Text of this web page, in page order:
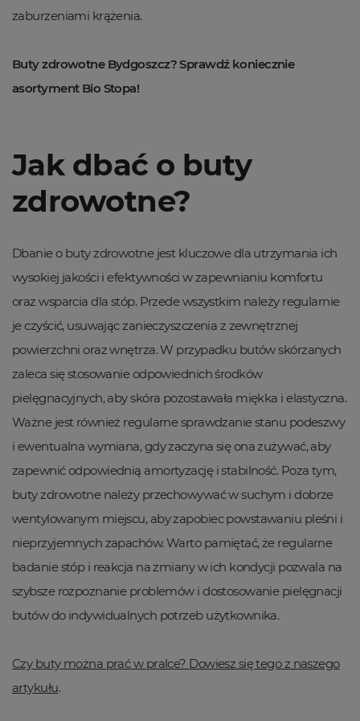
zaburzeniami krążenia.
Buty zdrowotne Bydgoszcz? Sprawdź koniecznie
asortyment Bio Stopa!
Jak dbać o buty
zdrowotne?
Dbanie o buty zdrowotne jest kluczowe dla utrzymania ich
wysokiej jakości i efektywności w zapewnianiu komfortu
oraz wsparcia dla stóp. Przede wszystkim należy regularnie
je czyścić, usuwając zanieczyszczenia z zewnętrznej
powierzchni oraz wnętrza. W przypadku butów skórzanych
zaleca się stosowanie odpowiednich środków
pielęgnacyjnych, aby skóra pozostawała miękka i elastyczna.
Ważne jest również regularne sprawdzanie stanu podeszwy
i ewentualna wymiana, gdy zaczyna się ona zużywać, aby
zapewnić odpowiednią amortyzację i stabilność. Poza tym,
buty zdrowotne należy przechowywać w suchym i dobrze
wentylowanym miejscu, aby zapobiec powstawaniu pleśni i
nieprzyjemnych zapachów. Warto pamiętać, że regularne
badanie stóp i reakcja na zmiany w ich kondycji pozwala na
szybsze rozpoznanie problemów i dostosowanie pielęgnacji
butów do indywidualnych potrzeb użytkownika.
Czy buty można prać w pralce? Dowiesz się tego z naszego
artykułu.